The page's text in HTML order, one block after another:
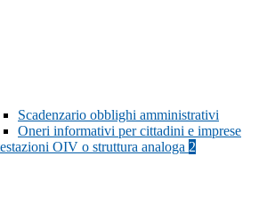
Scadenzario obblighi amministrativi
Oneri informativi per cittadini e imprese
OIV o struttura analoga 2